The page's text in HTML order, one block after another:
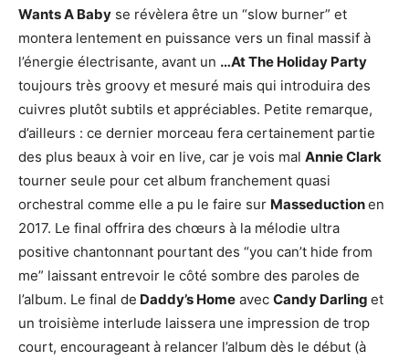
Wants A Baby se révèlera être un “slow burner” et
montera lentement en puissance vers un final massif à
l’énergie électrisante, avant un …At The Holiday Party
toujours très groovy et mesuré mais qui introduira des
cuivres plutôt subtils et appréciables. Petite remarque,
d’ailleurs : ce dernier morceau fera certainement partie
des plus beaux à voir en live, car je vois mal Annie Clark
tourner seule pour cet album franchement quasi
orchestral comme elle a pu le faire sur Masseductionen
2017. Le final offrira des chœurs à la mélodie ultra
positive chantonnant pourtant des “you can’t hide from
me” laissant entrevoir le côté sombre des paroles de
l’album. Le final de Daddy’s Home avec Candy Darling et
un troisième interlude laissera une impression de trop
court, encourageant à relancer l’album dès le début (à